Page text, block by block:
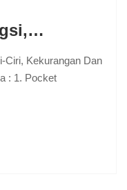
Ciri, Kekurangan Dan
: 1. Pocket